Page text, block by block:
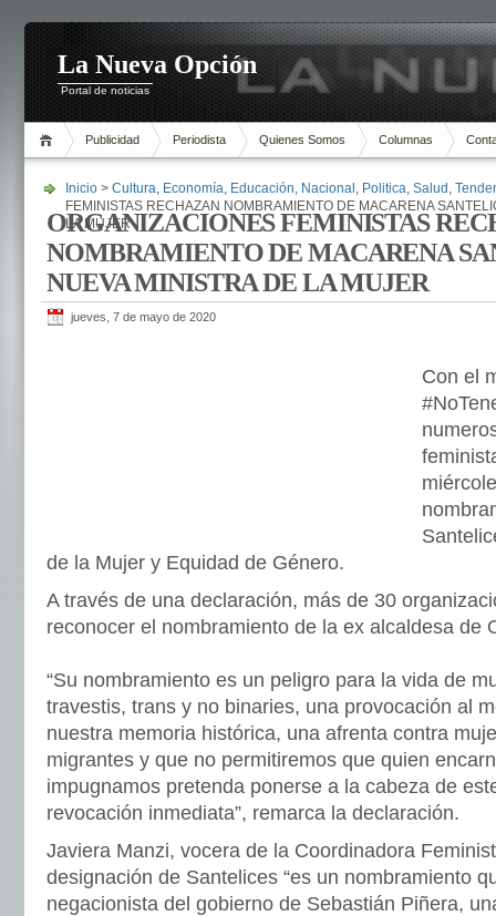
La Nueva Opción
Portal de noticias
Publicidad Periodista Quienes Somos Columnas
Inicio > Cultura, Economía, Educación, Nacional , Politica, Salud ,
FEMINISTAS RECHAZAN NOMBRAMIENTO DE MACARENA
LA MUJER
ORGANIZACIONES FEMINISTAS
NOMBRAMIENTO DE MACARENA
NUEVA MINISTRA DE LA MUJER
jueves, 7 de mayo de 2020
Con el
de la Mujer y Equidad de Género.
A través de una declaración, más de 30
reconocer el nombramiento de la ex alcaldesa de
“Su nombramiento es un peligro para la vida de
travestis, trans y no binaries, una provocación al
nuestra memoria histórica, una afrenta contra
migrantes y que no permitiremos que quien
impugnamos pretenda ponerse a la cabeza de
revocación inmediata”, remarca la declaración.
Javiera Manzi, vocera de la Coordinadora
designación de Santelices “es un nombramiento
negacionista del gobierno de Sebastián Piñera,